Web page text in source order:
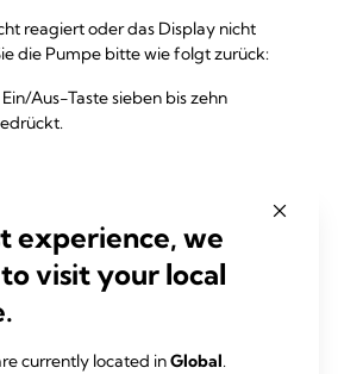
reagiert oder das Display nicht
die Pumpe bitte wie folgt zurück:
Aus-Taste sieben bis zehn
Netzkabel zuerst an die Pumpe und
an.
experience, we
visit your local
currently located inGlobal.